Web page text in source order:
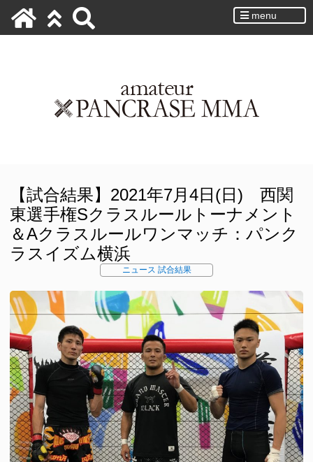
menu
【試合結果】2021年7月4日(日) 西関
東選手権Sクラスルールトーナメント
＆Aクラスルールワンマッチ：パンク
ラスイズム横浜
ニュース 試合結果